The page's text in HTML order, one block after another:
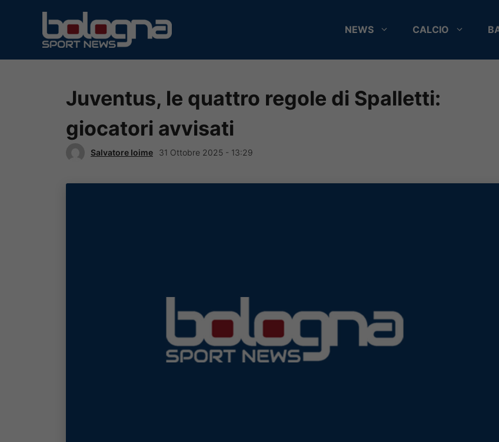
contenuto
NEWS CALCIO
Juventus, le quattro regole di Spalletti:
giocatori avvisati
Salvatore Ioime 31 Ottobre 2025 - 13:29